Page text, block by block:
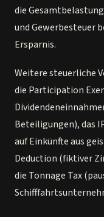
die
und Gewerbesteuer
Ersparnis.
Weitere steuerliche
die Participation
Beteiligungen), das
auf Einkünfte aus
Deduction (fiktiver
die Tonnage Tax